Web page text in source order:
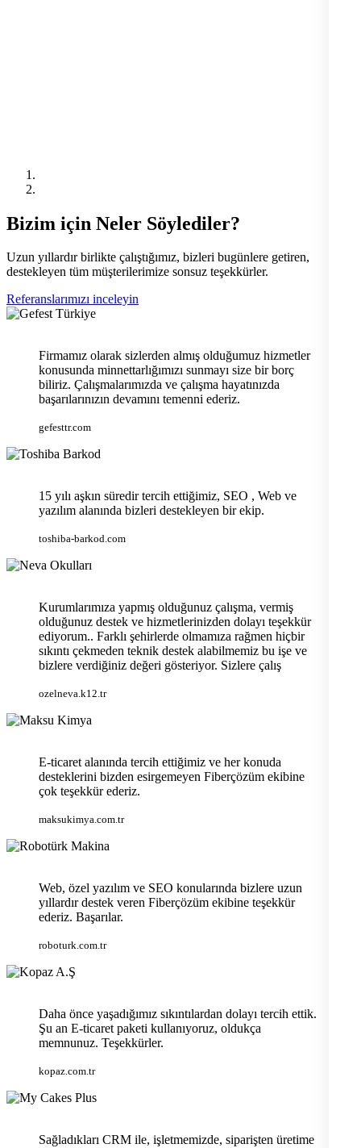
Bizim için Neler Söylediler?
Uzun yıllardır birlikte çalıştığımız, bizleri bugünlere getiren,
destekleyen tüm müşterilerimize sonsuz teşekkürler.
Referanslarımızı inceleyin
Firmamız olarak sizlerden almış olduğumuz hizmetler
konusunda minnettarlığımızı sunmayı size bir borç
biliriz. Çalışmalarımızda ve çalışma hayatınızda
başarılarınızın devamını temenni ederiz.
gefesttr.com
15 yılı aşkın süredir tercih ettiğimiz, SEO , Web ve
yazılım alanında bizleri destekleyen bir ekip.
toshiba-barkod.com
Kurumlarımıza yapmış olduğunuz çalışma, vermiş
olduğunuz destek ve hizmetlerinizden dolayı teşekkür
ediyorum.. Farklı şehirlerde olmamıza rağmen hiçbir
sıkıntı çekmeden teknik destek alabilmemiz bu işe ve
bizlere verdiğiniz değeri gösteriyor. Sizlere çalış
ozelneva.k12.tr
E-ticaret alanında tercih ettiğimiz ve her konuda
desteklerini bizden esirgemeyen Fiberçözüm ekibine
çok teşekkür ederiz.
maksukimya.com.tr
Web, özel yazılım ve SEO konularında bizlere uzun
yıllardır destek veren Fiberçözüm ekibine teşekkür
ederiz. Başarılar.
roboturk.com.tr
Daha önce yaşadığımız sıkıntılardan dolayı tercih ettik.
Şu an E-ticaret paketi kullanıyoruz, oldukça
memnunuz. Teşekkürler.
kopaz.com.tr
Sağladıkları CRM ile, işletmemizde, siparişten üretime